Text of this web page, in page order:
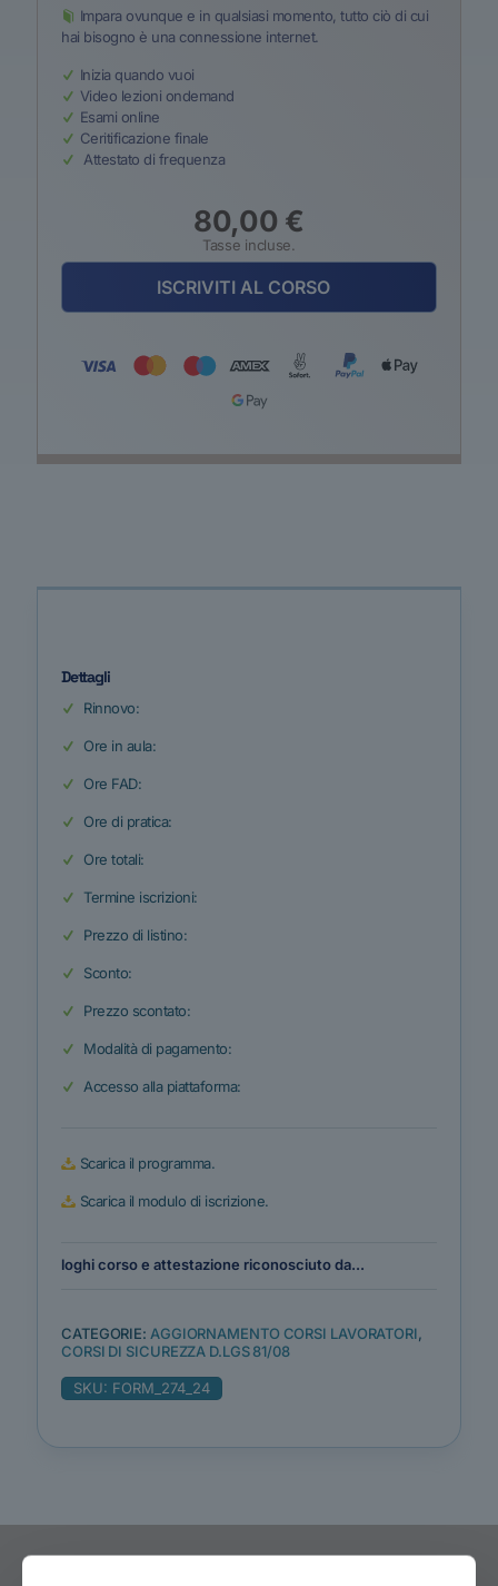
Impara ovunque e in qualsiasi momento, tutto ciò di cui
hai bisogno è una connessione internet.
Inizia quando vuoi
Video lezioni ondemand
Esami online
Ceritificazione finale
Attestato di frequenza
80,00 €
Tasse incluse.
ISCRIVITI AL CORSO
Dettagli
Rinnovo:
Ore in aula:
Ore FAD:
Ore di pratica:
Ore totali:
Termine iscrizioni:
Prezzo di listino:
Sconto:
Prezzo scontato:
Modalità di pagamento:
Accesso alla piattaforma:
Scarica il programma.
Scarica il modulo di iscrizione.
loghi corso e attestazione riconosciuto da...
CATEGORIE: AGGIORNAMENTO CORSI LAVORATORI,
CORSI DI SICUREZZA D.LGS 81/08
SKU: FORM_274_24